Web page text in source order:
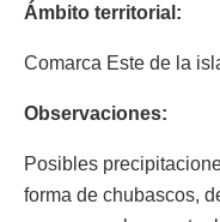
Ámbito territorial:
Comarca Este de la
Observaciones:
Posibles
forma de chubascos,